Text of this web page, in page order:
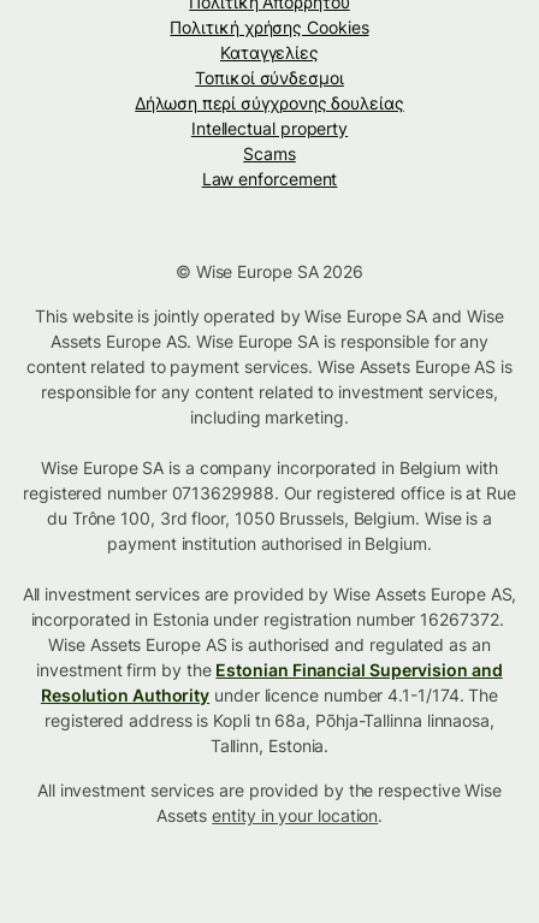
Πολιτική χρήσης Cookies
Καταγγελίες
Τοπικοί σύνδεσμοι
Δήλωση περί σύγχρονης δουλείας
Intellectual property
Scams
Law enforcement
© Wise Europe SA 2026
This website is jointly operated by Wise Europe SA and Wise
Assets Europe AS. Wise Europe SA is responsible for any
content related to payment services. Wise Assets Europe AS is
responsible for any content related to investment services,
including marketing.
Wise Europe SA is a company incorporated in Belgium with
registered number 0713629988. Our registered office is at Rue
du Trône 100, 3rd floor, 1050 Brussels, Belgium. Wise is a
payment institution authorised in Belgium.
All investment services are provided by Wise Assets Europe AS,
incorporated in Estonia under registration number 16267372.
Wise Assets Europe AS is authorised and regulated as an
investment firm by the Estonian Financial Supervision and
Resolution Authority under licence number 4.1-1/174. The
registered address is Kopli tn 68a, Põhja-Tallinna linnaosa,
Tallinn, Estonia.
All investment services are provided by the respective Wise
Assetsentity in your location.